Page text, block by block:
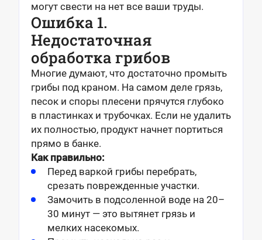
могут свести на нет все ваши труды.
Ошибка 1.
Недостаточная
обработка грибов
Многие думают, что достаточно промыть
грибы под краном. На самом деле грязь,
песок и споры плесени прячутся глубоко
в пластинках и трубочках. Если не удалить
их полностью, продукт начнет портиться
прямо в банке.
Как правильно:
Перед варкой грибы перебрать,
срезать поврежденные участки.
Замочить в подсоленной воде на 20–
30 минут — это вытянет грязь и
мелких насекомых.